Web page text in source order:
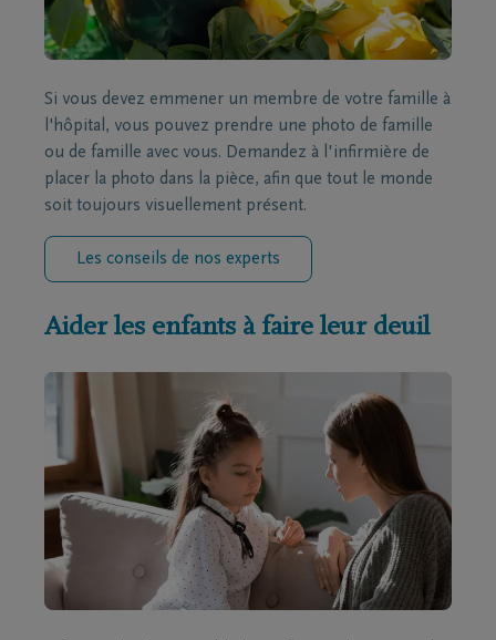
Si vous devez emmener un membre de votre famille à
l'hôpital, vous pouvez prendre une photo de famille
ou de famille avec vous. Demandez à l'infirmière de
placer la photo dans la pièce, afin que tout le monde
soit toujours visuellement présent.
Les conseils de nos experts
Aider les enfants à faire leur deuil